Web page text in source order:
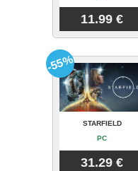
11.99 €
STARFIELD
PC
31.29 €
-55%